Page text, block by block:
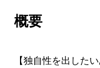
概要
【独自性を出した